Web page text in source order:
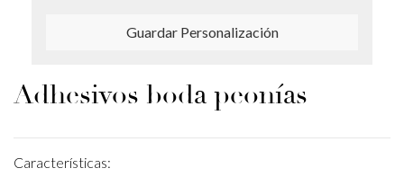
Guardar Personalización
Adhesivos boda peonías
Características: